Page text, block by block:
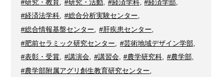
#研究・教育
#研究・活動 #経済学科, #経済学部
#経済法学科, #総合分析実験センター,
#総合情報基盤センター
#肝疾患センター
#肥前セラミック研究センター
#芸術地域デザイン学部,
#表彰・受賞, #講演会, #講習会, #農学研究科, #農学部,
#農学部附属アグリ創生教育研究センター